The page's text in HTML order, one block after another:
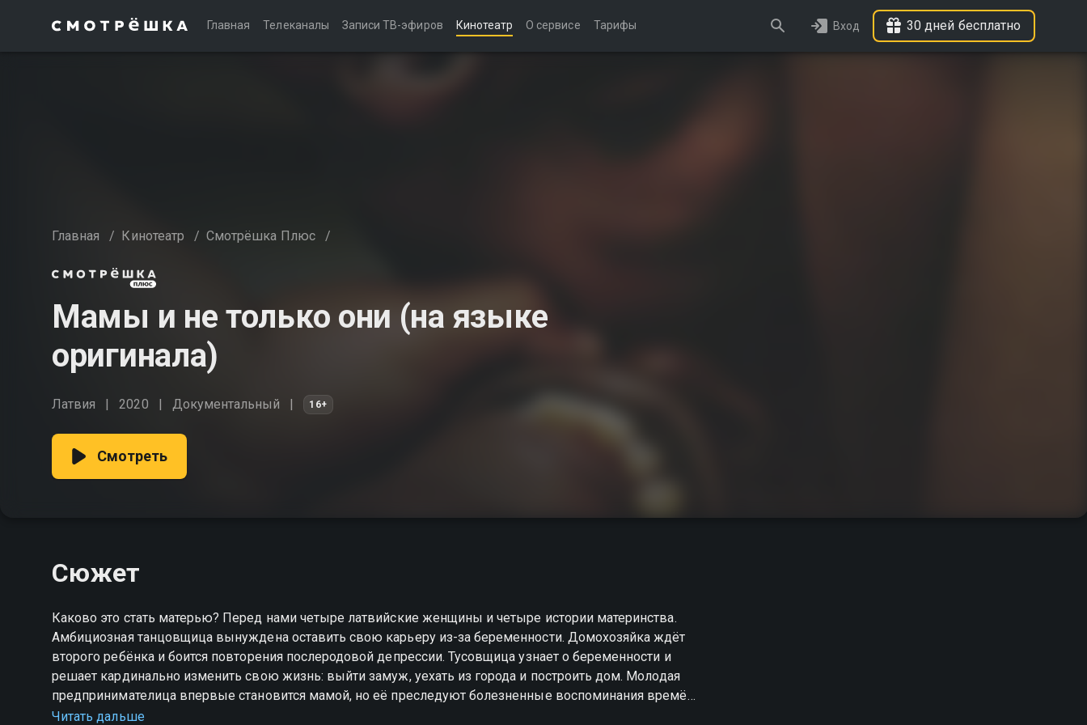
Главная Телеканалы Записи ТВ-эфиров Кинотеатр О сервисе Тарифы Вход 30 дней бесплатно
Главная / Кинотеатр / Смотрёшка Плюс /
Мамы и не только они (на языке
оригинала)
Латвия 2020 Документальный 16+
Смотреть
Сюжет
Каково это стать матерью? Перед нами четыре латвийские женщины и четыре истории материнства.
Амбициозная танцовщица вынуждена оставить свою карьеру из-за беременности. Домохозяйка ждёт
второго ребёнка и боится повторения послеродовой депрессии. Тусовщица узнает о беременности и
решает кардинально изменить свою жизнь: выйти замуж, уехать из города и построить дом. Молодая
предпринимателица впервые становится мамой, но её преследуют болезненные воспоминания времён
панковской молодости. Часть сцен снята героинями от первого лица. Женщины открыто рассказывают о
Читать дальше